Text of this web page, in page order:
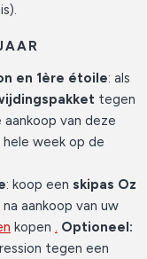
en 1ère étoile: als
tegen
van deze
hele week op de
: koop een skipas Oz
aankoop van uw
kopen . Optioneel:
tegen een